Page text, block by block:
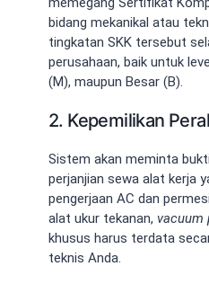
bidang mekanikal atau
tingkatan SKK tersebut
perusahaan, baik untuk
(M), maupun Besar (B).
2. Kepemilikan
Sistem akan meminta
perjanjian sewa alat kerja
pengerjaan AC dan
alat ukur tekanan, vacuum
khusus harus terdata
teknis Anda.